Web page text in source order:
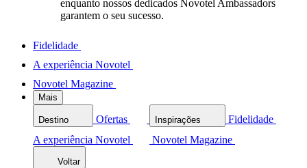
enquanto nossos dedicados Novotel Ambassadors
garantem o seu sucesso.
Fidelidade
A experiência Novotel
Novotel Magazine
Mais
Destino Ofertas Inspirações
Fidelidade
A experiência Novotel
Novotel Magazine
Voltar